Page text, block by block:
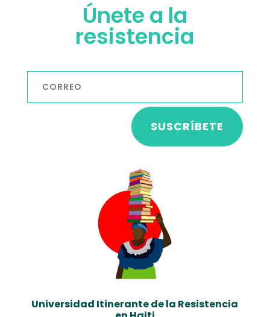
Únete a la
resistencia
SUSCRÍBETE
Universidad Itinerante de la Resistencia